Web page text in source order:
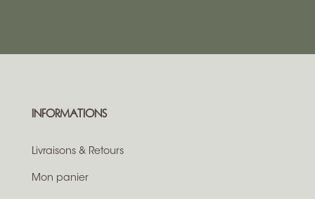
INFORMATIONS
Livraisons & Retours
Mon panier